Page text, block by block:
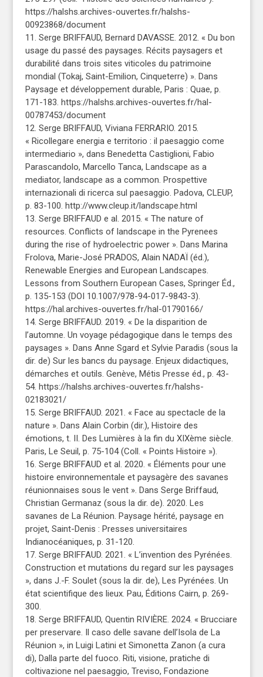
https://halshs.archives-ouvertes.fr/halshs-
00923868/document
11. Serge BRIFFAUD, Bernard DAVASSE. 2012. « Du bon
usage du passé des paysages. Récits paysagers et
durabilité dans trois sites viticoles du patrimoine
mondial (Tokaj, Saint-Emilion, Cinqueterre) ». Dans
Paysage et développement durable, Paris : Quae, p.
171-183. https://halshs.archives-ouvertes.fr/hal-
00787453/document
12. Serge BRIFFAUD, Viviana FERRARIO. 2015.
« Ricollegare energia e territorio : il paesaggio come
intermediario », dans Benedetta Castiglioni, Fabio
Parascandolo, Marcello Tanca, Landscape as a
mediator, landscape as a common. Prospettive
internazionali di ricerca sul paesaggio. Padova, CLEUP,
p. 83-100. http://www.cleup.it/landscape.html
13. Serge BRIFFAUD e al. 2015. « The nature of
resources. Conflicts of landscape in the Pyrenees
during the rise of hydroelectric power ». Dans Marina
Frolova, Marie-José PRADOS, Alain NADAÏ (éd.),
Renewable Energies and European Landscapes.
Lessons from Southern European Cases, Springer Éd.,
p. 135-153 (DOI 10.1007/978-94-017-9843-3).
https://hal.archives-ouvertes.fr/hal-01790166/
14. Serge BRIFFAUD. 2019. « De la disparition de
l’automne. Un voyage pédagogique dans le temps des
paysages ». Dans Anne Sgard et Sylvie Paradis (sous la
dir. de) Sur les bancs du paysage. Enjeux didactiques,
démarches et outils. Genève, Métis Presse éd., p. 43-
54. https://halshs.archives-ouvertes.fr/halshs-
02183021/
15. Serge BRIFFAUD. 2021. « Face au spectacle de la
nature ». Dans Alain Corbin (dir.), Histoire des
émotions, t. II. Des Lumières à la fin du XIXème siècle.
Paris, Le Seuil, p. 75-104 (Coll. « Points Histoire »).
16. Serge BRIFFAUD et al. 2020. « Éléments pour une
histoire environnementale et paysagère des savanes
réunionnaises sous le vent ». Dans Serge Briffaud,
Christian Germanaz (sous la dir. de). 2020. Les
savanes de La Réunion. Paysage hérité, paysage en
projet, Saint-Denis : Presses universitaires
Indianocéaniques, p. 31-120.
17. Serge BRIFFAUD. 2021. « L’invention des Pyrénées.
Construction et mutations du regard sur les paysages
», dans J.-F. Soulet (sous la dir. de), Les Pyrénées. Un
état scientifique des lieux. Pau, Éditions Cairn, p. 269-
300.
18. Serge BRIFFAUD, Quentin RIVIÈRE. 2024. « Brucciare
per preservare. Il caso delle savane dell’Isola de La
Réunion », in Luigi Latini et Simonetta Zanon (a cura
di), Dalla parte del fuoco. Riti, visione, pratiche di
coltivazione nel paesaggio, Treviso, Fondazione